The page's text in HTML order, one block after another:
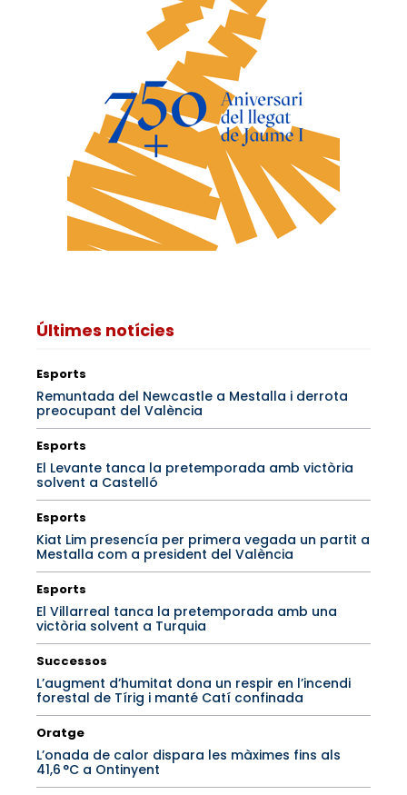
Últimes notícies
Esports
Remuntada del Newcastle a Mestalla i derrota
preocupant del València
Esports
El Levante tanca la pretemporada amb victòria
solvent a Castelló
Esports
Kiat Lim presencía per primera vegada un partit a
Mestalla com a president del València
Esports
El Villarreal tanca la pretemporada amb una
victòria solvent a Turquia
Successos
L’augment d’humitat dona un respir en l’incendi
forestal de Tírig i manté Catí confinada
Oratge
L’onada de calor dispara les màximes fins als
41,6 °C a Ontinyent